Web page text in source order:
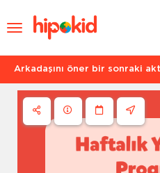
Arkadaşını öner bir sonraki